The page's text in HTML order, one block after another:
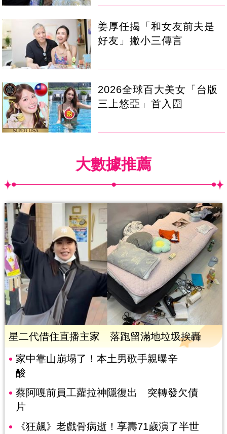
姜厚任揭「和女友前夫是
好友」撇小三傳言
2026全球百大美女「台版
三上悠亞」首入圍
大數據推薦
星二代借住直播主家 落跑留滿地垃圾挨轟
家中靠山崩塌了！本土男歌手親曝辛
酸
蔡阿嘎前員工蘿拉神隱復出 突轉發欠債
片
《狂飆》老戲骨病逝！享壽71歲演了半世